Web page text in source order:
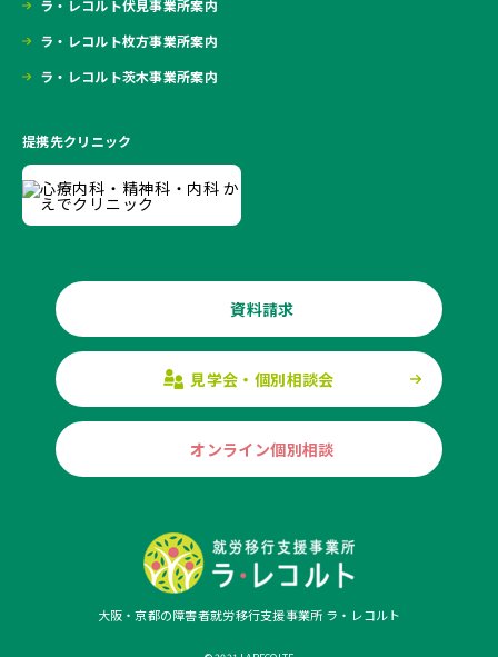
ラ・レコルト伏見事業所案内
ラ・レコルト枚方事業所案内
ラ・レコルト茨木事業所案内
提携先クリニック
資料請求
見学会・個別相談会
オンライン個別相談
大阪・京都の障害者就労移行支援事業所 ラ・レコルト